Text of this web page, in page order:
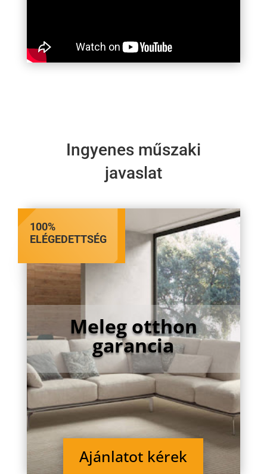
Ingyenes műszaki
javaslat
100%
ELÉGEDETTSÉG
Meleg otthon
garancia
Ajánlatot kérek